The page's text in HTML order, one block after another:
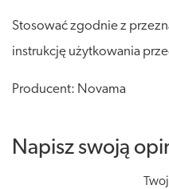
Stosować zgodnie z
instrukcję użytkowania
Producent: Novama
Napisz swoją